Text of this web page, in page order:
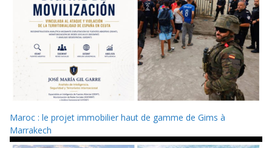
Maroc : le projet immobilier haut de gamme de Gims à
Marrakech